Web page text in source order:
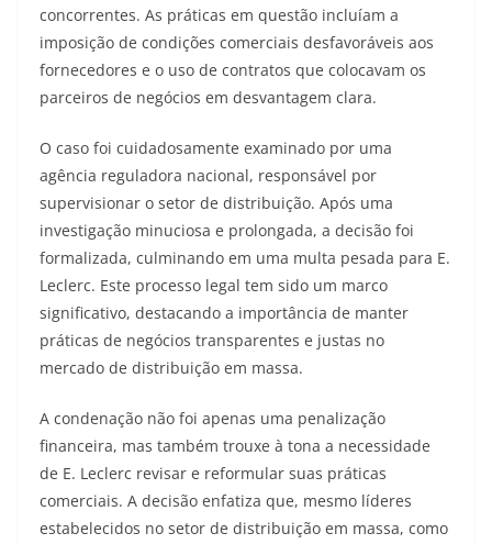
concorrentes. As práticas em questão incluíam a
imposição de condições comerciais desfavoráveis aos
fornecedores e o uso de contratos que colocavam os
parceiros de negócios em desvantagem clara.
O caso foi cuidadosamente examinado por uma
agência reguladora nacional, responsável por
supervisionar o setor de distribuição. Após uma
investigação minuciosa e prolongada, a decisão foi
formalizada, culminando em uma multa pesada para E.
Leclerc. Este processo legal tem sido um marco
significativo, destacando a importância de manter
práticas de negócios transparentes e justas no
mercado de distribuição em massa.
A condenação não foi apenas uma penalização
financeira, mas também trouxe à tona a necessidade
de E. Leclerc revisar e reformular suas práticas
comerciais. A decisão enfatiza que, mesmo líderes
estabelecidos no setor de distribuição em massa, como